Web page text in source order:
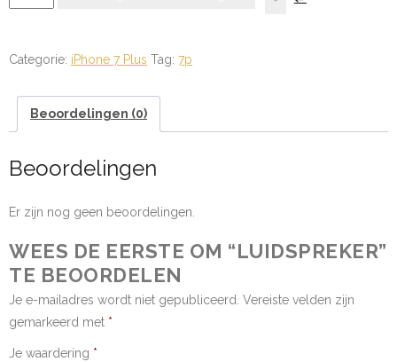
aantal
Categorie: iPhone 7 Plus Tag: 7p
Beoordelingen (0)
Beoordelingen
Er zijn nog geen beoordelingen.
WEES DE EERSTE OM “LUIDSPREKER”
TE BEOORDELEN
Je e-mailadres wordt niet gepubliceerd. Vereiste velden zijn
gemarkeerd met *
Je waardering *